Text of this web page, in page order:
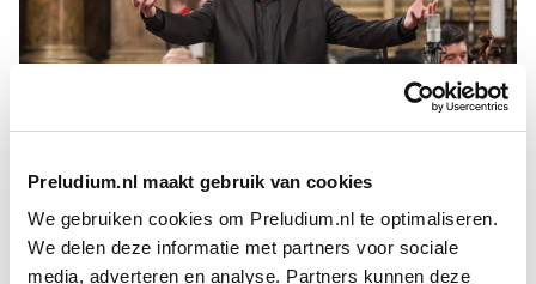
Preludium.nl maakt gebruik van cookies
We gebruiken cookies om Preludium.nl te optimaliseren.
We delen deze informatie met partners voor sociale
media, adverteren en analyse. Partners kunnen deze
Jan Elsacker